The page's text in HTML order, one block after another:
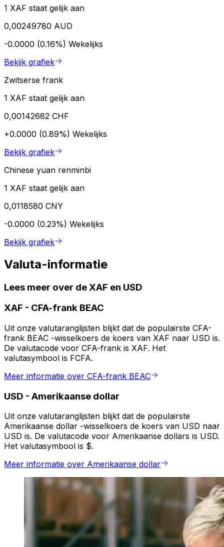
1 XAF staat gelijk aan
0,00249780 AUD
-0.0000 (0.16%) Wekelijks
Bekijk grafiek
Zwitserse frank
1 XAF staat gelijk aan
0,00142682 CHF
+0.0000 (0.89%) Wekelijks
Bekijk grafiek
Chinese yuan renminbi
1 XAF staat gelijk aan
0,0118580 CNY
-0.0000 (0.23%) Wekelijks
Bekijk grafiek
Valuta-informatie
Lees meer over de XAF en USD
XAF - CFA-frank BEAC
Uit onze valutaranglijsten blijkt dat de populairste CFA-
frank BEAC -wisselkoers de koers van XAF naar USD is.
De valutacode voor CFA-frank is XAF. Het
valutasymbool is FCFA.
Meer informatie over CFA-frank BEAC
USD - Amerikaanse dollar
Uit onze valutaranglijsten blijkt dat de populairste
Amerikaanse dollar -wisselkoers de koers van USD naar
USD is. De valutacode voor Amerikaanse dollars is USD.
Het valutasymbool is $.
Meer informatie over Amerikaanse dollar